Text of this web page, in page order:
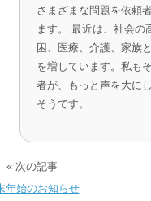
さまざまな問題を依頼
ます。 最近は、社会の
困、医療、介護、家族
を増しています。私も
者が、もっと声を大に
そうです。
« 次の記事
年始のお知らせ